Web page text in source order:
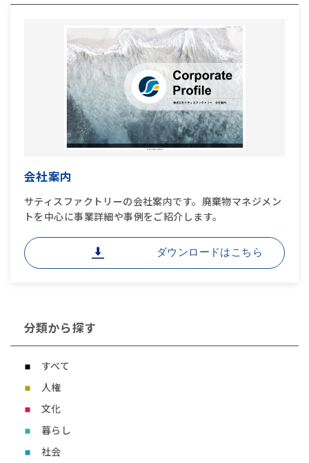
会社案内
サティスファクトリーの会社案内です。廃棄物マネジメン
トを中心に事業詳細や事例をご紹介します。
ダウンロードはこちら
分類から探す
すべて
人権
文化
暮らし
社会